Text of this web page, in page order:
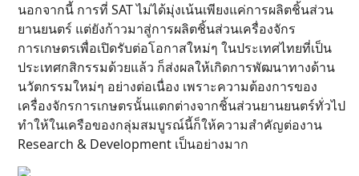
นอกจากนี้ การที่ SAT ไม่ได้มุ่งเน้นเพียงแค่การผลิตชิ้นส่วน
ยานยนตร์ แต่ยังก้าวมาสู่การผลิตชิ้นส่วนเครื่องจักร
การเกษตรเพื่อเปิดรับต่อโอกาสใหม่ๆ ในประเทศไทยที่เป็น
ประเทศกสิกรรมด้วยแล้ว ก็ส่งผลให้เกิดการพัฒนาทางด้าน
นวัตกรรมใหม่ๆ อย่างต่อเนื่อง เพราะความต้องการของ
เครื่องจักรการเกษตรนั้นแตกต่างจากชิ้นส่วนยานยนตร์ทั่วไป
ทำให้ในเครือของกลุ่มสมบูรณ์นี้ก็ให้ความสำคัญต่องาน
Research & Development เป็นอย่างมาก